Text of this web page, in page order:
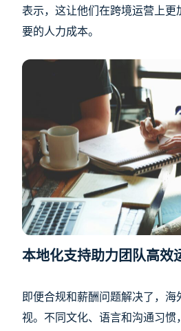
表示，这让他们在跨境运营上更
要的人力成本。
本地化支持助力团队高效
即便合规和薪酬问题解决了，海
视。不同文化、语言和沟通习惯